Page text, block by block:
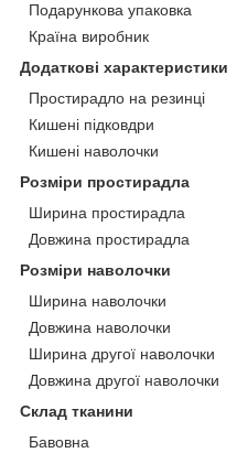
Подарункова упаковка
Країна виробник
Додаткові характеристики
Простирадло на резинці
Кишені підковдри
Кишені наволочки
Розміри простирадла
Ширина простирадла
Довжина простирадла
Розміри наволочки
Ширина наволочки
Довжина наволочки
Ширина другої наволочки
Довжина другої наволочки
Склад тканини
Бавовна